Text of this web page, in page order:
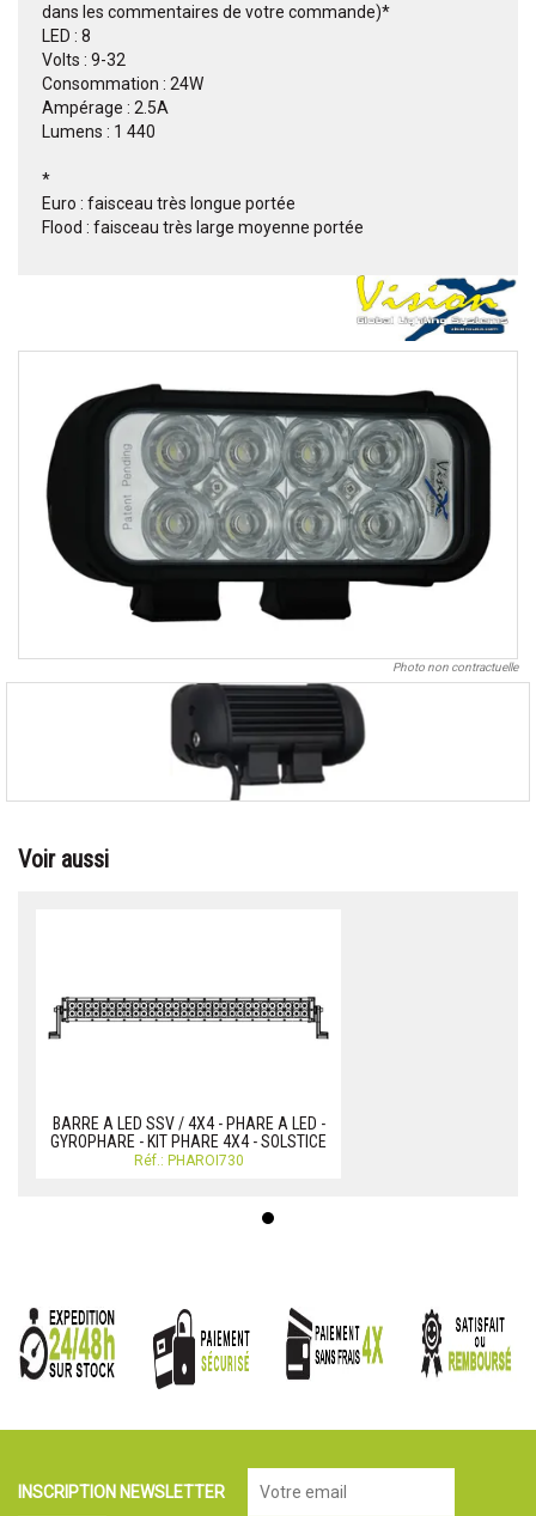
dans les commentaires de votre commande)*
LED : 8
Volts : 9-32
Consommation : 24W
Ampérage : 2.5A
Lumens : 1 440
*
Euro : faisceau très longue portée
Flood : faisceau très large moyenne portée
Photo non contractuelle
Voir aussi
BARRE A LED SSV / 4X4 - PHARE A LED -
GYROPHARE - KIT PHARE 4X4 - SOLSTICE
Réf.: PHAROI730
INSCRIPTION NEWSLETTER